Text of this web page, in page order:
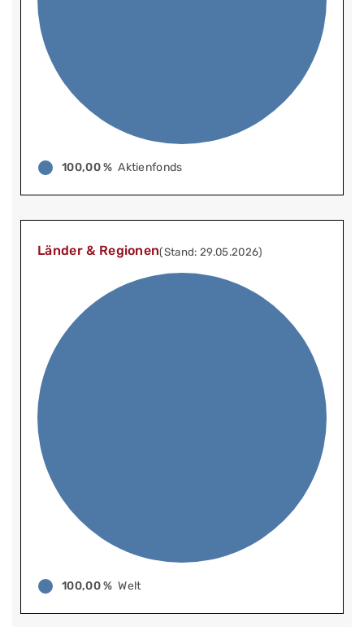
100,00 % Aktienfonds
Länder & Regionen(Stand: 29.05.2026)
100,00 % Welt